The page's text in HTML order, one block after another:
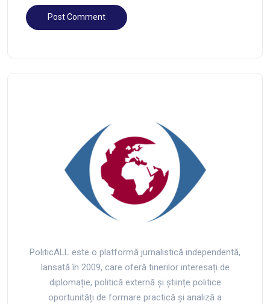
PoliticALL este o platformă jurnalistică independentă,
lansată în 2009, care oferă tinerilor interesați de
diplomație, politică externă și științe politice
oportunități de formare practică și analiză a